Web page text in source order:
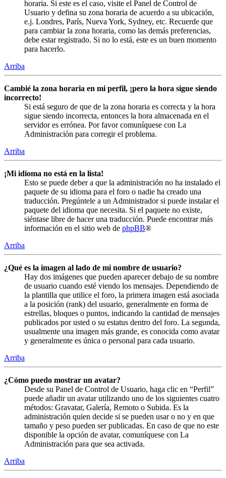
horaria. Si este es el caso, visite el Panel de Control de
Usuario y defina su zona horaria de acuerdo a su ubicación,
e.j. Londres, París, Nueva York, Sydney, etc. Recuerde que
para cambiar la zona horaria, como las demás preferencias,
debe estar registrado. Si no lo está, este es un buen momento
para hacerlo.
Arriba
Cambié la zona horaria en mi perfil, ¡pero la hora sigue siendo
incorrecto!
Si está seguro de que de la zona horaria es correcta y la hora
sigue siendo incorrecta, entonces la hora almacenada en el
servidor es errónea. Por favor comuníquese con La
Administración para corregir el problema.
Arriba
¡Mi idioma no está en la lista!
Esto se puede deber a que la administración no ha instalado el
paquete de su idioma para el foro o nadie ha creado una
traducción. Pregúntele a un Administrador si puede instalar el
paquete del idioma que necesita. Si el paquete no existe,
siéntase libre de hacer una traducción. Puede encontrar más
información en el sitio web de phpBB®
Arriba
¿Qué es la imagen al lado de mi nombre de usuario?
Hay dos imágenes que pueden aparecer debajo de su nombre
de usuario cuando esté viendo los mensajes. Dependiendo de
la plantilla que utilice el foro, la primera imagen está asociada
a la posición (rank) del usuario, generalmente en forma de
estrellas, bloques o puntos, indicando la cantidad de mensajes
publicados por usted o su estatus dentro del foro. La segunda,
usualmente una imagen más grande, es conocida como avatar
y generalmente es única o personal para cada usuario.
Arriba
¿Cómo puedo mostrar un avatar?
Desde su Panel de Control de Usuario, haga clic en “Perfil”
puede añadir un avatar utilizando uno de los siguientes cuatro
métodos: Gravatar, Galería, Remoto o Subida. Es la
administración quien decide si se pueden usar o no y en que
tamaño y peso pueden ser publicadas. En caso de que no este
disponible la opción de avatar, comuníquese con La
Administración para que sea activada.
Arriba